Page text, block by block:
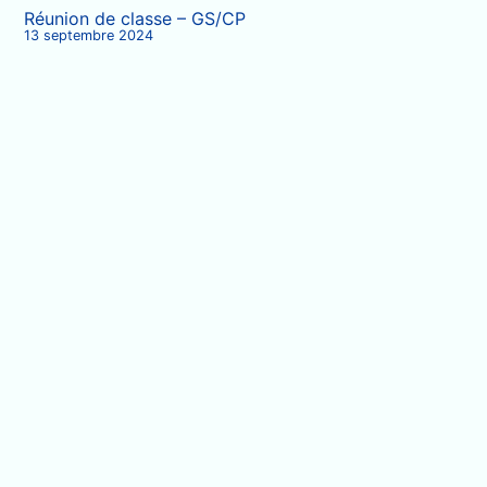
Réunion de classe – GS/CP
13 septembre 2024